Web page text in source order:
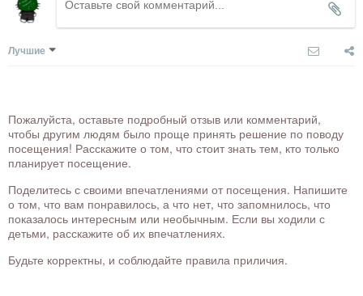
Лучшие
Пожалуйста, оставьте подробный отзыв или комментарий,
чтобы другим людям было проще принять решение по поводу
посещения! Расскажите о том, что стоит знать тем, кто только
планирует посещение.
Поделитесь с своими впечатлениями от посещения. Напишите
о том, что вам понравилось, а что нет, что запомнилось, что
показалось интересным или необычным. Если вы ходили с
детьми, расскажите об их впечатлениях.
Будьте корректны, и соблюдайте правила приличия.